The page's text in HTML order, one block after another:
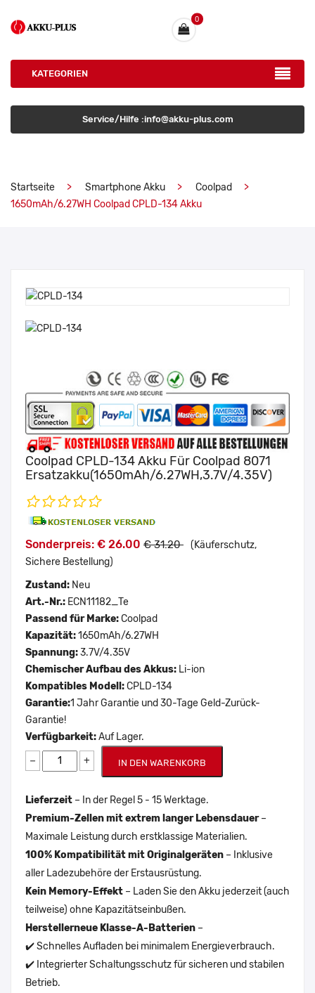
0
KATEGORIEN
Service/Hilfe :info@akku-plus.com
Startseite Smartphone Akku
Coolpad
1650mAh/6.27WH Coolpad CPLD-134 Akku
Coolpad CPLD-134 Akku Für Coolpad 8071
Ersatzakku(1650mAh/6.27WH,3.7V/4.35V)
Sonderpreis: € 26.00 € 31.20 (Käuferschutz,
Sichere Bestellung)
Zustand: Neu
Art.-Nr.: ECN11182_Te
Passend für Marke:Coolpad
Kapazität:1650mAh/6.27WH
Spannung:3.7V/4.35V
Chemischer Aufbau des Akkus: Li-ion
Kompatibles Modell:CPLD-134
Garantie:1 Jahr Garantie und 30-Tage Geld-Zurück-
Garantie!
Verfügbarkeit:Auf Lager.
− + IN DEN WARENKORB
Lieferzeit – In der Regel 5 - 15 Werktage.
Premium-Zellen mit extrem langer Lebensdauer–
Maximale Leistung durch erstklassige Materialien.
100% Kompatibilität mit Originalgeräten – Inklusive
aller Ladezubehöre der Erstausrüstung.
Kein Memory-Effekt – Laden Sie den Akku jederzeit (auch
teilweise) ohne Kapazitätseinbußen.
Herstellerneue Klasse-A-Batterien –
✔️ Schnelles Aufladen bei minimalem Energieverbrauch.
✔️ Integrierter Schaltungsschutz für sicheren und stabilen
Betrieb.